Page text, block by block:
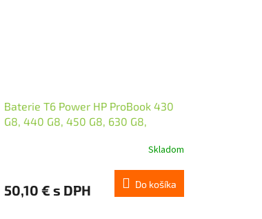
Baterie T6 Power HP ProBook 430
G8, 440 G8, 450 G8, 630 G8,
Skladom
50,10 € s DPH Do košíka